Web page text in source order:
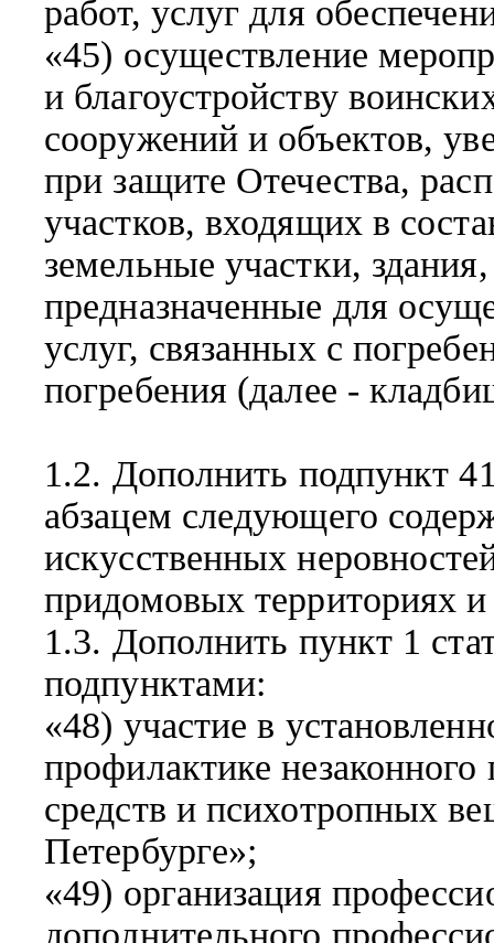
работ, услуг для
«45) осуществление
и благоустройству
сооружений и объектов,
при защите Отечества,
участков, входящих в
земельные участки,
предназначенные для
услуг, связанных с
погребения (далее -
1.2. Дополнить подпункт
абзацем следующего
искусственных
придомовых территориях
1.3. Дополнить пункт 1
подпунктами:
«48) участие в
профилактике
средств и психотропных
Петербурге»;
«49) организация
дополнительного